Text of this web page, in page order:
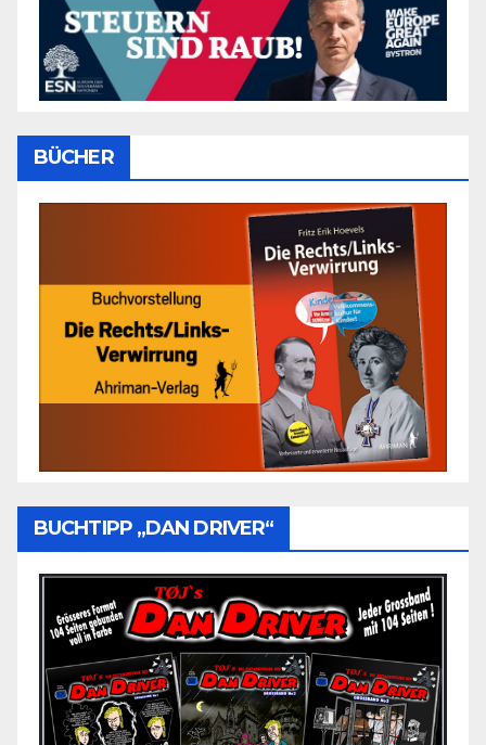
BÜCHER
BUCHTIPP „DAN DRIVER“